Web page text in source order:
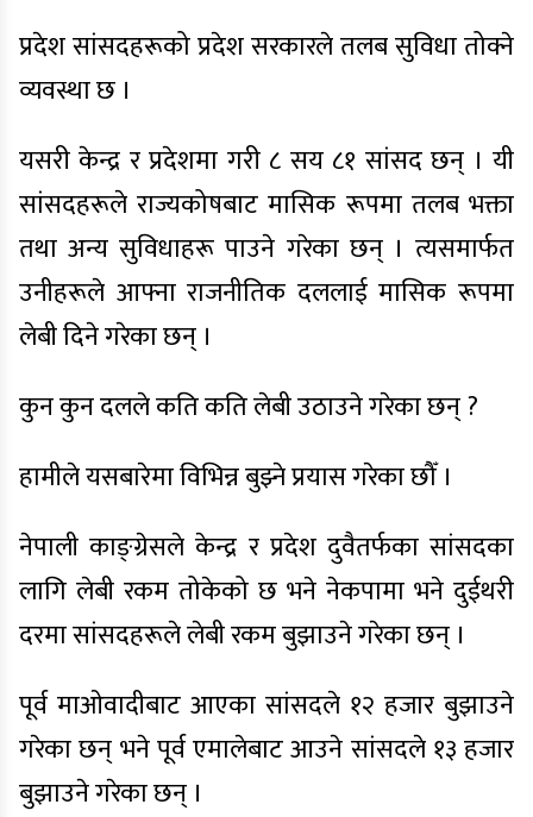
प्रदेश सांसदहरूको प्रदेश सरकारले तलब सुविधा तोक्ने
व्यवस्था छ ।
यसरी केन्द्र र प्रदेशमा गरी ८ सय ८१ सांसद छन् । यी
सांसदहरूले राज्यकोषबाट मासिक रूपमा तलब भक्ता
तथा अन्य सुविधाहरू पाउने गरेका छन् । त्यसमार्फत
उनीहरूले आफ्ना राजनीतिक दललाई मासिक रूपमा
लेबी दिने गरेका छन् ।
कुन कुन दलले कति कति लेबी उठाउने गरेका छन् ?
हामीले यसबारेमा विभिन्न बुझ्ने प्रयास गरेका छौँ ।
नेपाली काङ्ग्रेसले केन्द्र र प्रदेश दुवैतर्फका सांसदका
लागि लेबी रकम तोकेको छ भने नेकपामा भने दुईथरी
दरमा सांसदहरूले लेबी रकम बुझाउने गरेका छन् ।
पूर्व माओवादीबाट आएका सांसदले १२ हजार बुझाउने
गरेका छन् भने पूर्व एमालेबाट आउने सांसदले १३ हजार
बुझाउने गरेका छन् ।